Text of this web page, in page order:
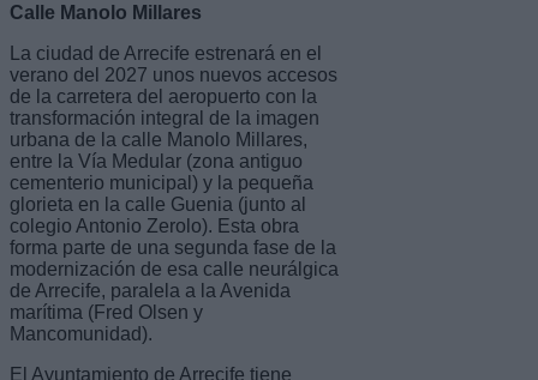
Calle Manolo Millares
La ciudad de Arrecife estrenará en el
verano del 2027 unos nuevos accesos
de la carretera del aeropuerto con la
transformación integral de la imagen
urbana de la calle Manolo Millares,
entre la Vía Medular (zona antiguo
cementerio municipal) y la pequeña
glorieta en la calle Guenia (junto al
colegio Antonio Zerolo). Esta obra
forma parte de una segunda fase de la
modernización de esa calle neurálgica
de Arrecife, paralela a la Avenida
marítima (Fred Olsen y
Mancomunidad).
El Ayuntamiento de Arrecife tiene